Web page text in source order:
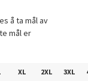
å ta mål av
mål er
XL 2XL 3XL